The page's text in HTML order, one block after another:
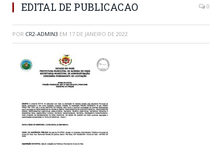
EDITAL DE PUBLICACAO 0
POR CR2-ADMIN3 EM 17 DE JANEIRO DE 2022